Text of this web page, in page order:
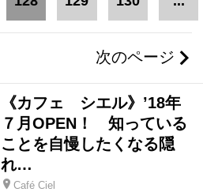
岡山市中心部
総社・吉備中央エリア
玉野市エリア
次のページ
《カフェ シエル》’18年
７月OPEN！ 知っている
ことを自慢したくなる隠
れ…
Café Ciel